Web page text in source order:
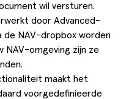
wil versturen.
door Advanced-
de NAV-dropbox worden
NAV-omgeving zijn ze
maakt het
voorgedefinieerde